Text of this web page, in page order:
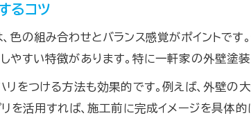
るコツ
色の組み合わせとバランス感覚がポイントです
やすい特徴があります。特に一軒家の外壁塗
をつける方法も効果的です。例えば、外壁の
を活用すれば、施工前に完成イメージを具体的